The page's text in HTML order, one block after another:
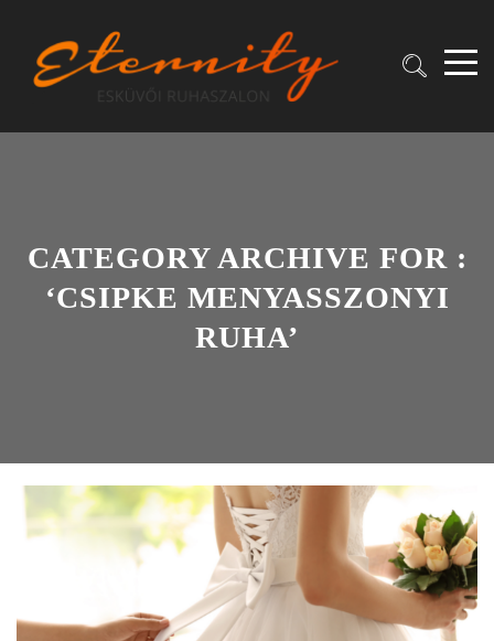
CATEGORY ARCHIVE FOR :
‘CSIPKE MENYASSZONYI
RUHA’